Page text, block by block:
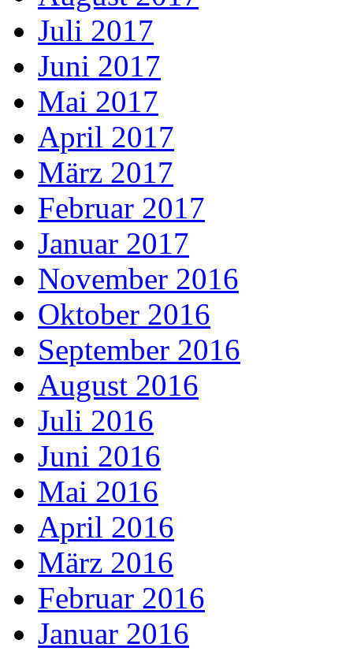
Juli 2017
Juni 2017
Mai 2017
April 2017
März 2017
Februar 2017
Januar 2017
November 2016
Oktober 2016
September 2016
August 2016
Juli 2016
Juni 2016
Mai 2016
April 2016
März 2016
Februar 2016
Januar 2016